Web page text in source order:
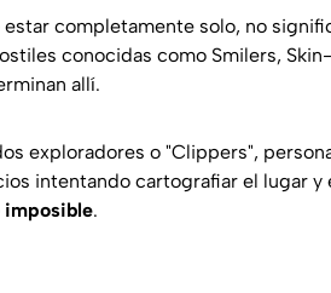
estar completamente solo, no
conocidas como Smilers,
allí.
exploradores o "Clippers",
intentando cartografiar el lugar y
imposible.